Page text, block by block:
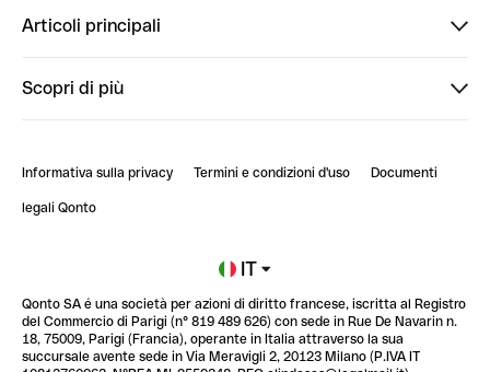
PowerUp
Articoli principali
StrongHer Mentorship | Notion: come organizzare...
Scopri di più
Blog
Glossario finanziario
Informativa sulla privacy Termini e condizioni d'uso Documenti
legali Qonto
IT
Qonto SA é una società per azioni di diritto francese, iscritta al Registro
del Commercio di Parigi (n° 819 489 626) con sede in Rue De Navarin n.
18, 75009, Parigi (Francia), operante in Italia attraverso la sua
succursale avente sede in Via Meravigli 2, 20123 Milano (P.IVA IT